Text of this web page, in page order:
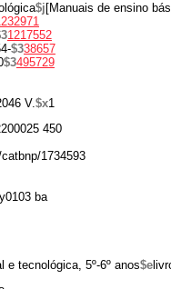
$j [Manuais de ensino
1217552
$338657
$3495729
V.$x1
450
1734593
ba
e tecnológica, 5º-6º anos$e